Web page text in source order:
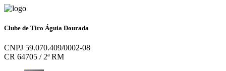
Clube de Tiro Águia Dourada
CNPJ 59.070.409/0002-08
CR 64705 / 2ª RM